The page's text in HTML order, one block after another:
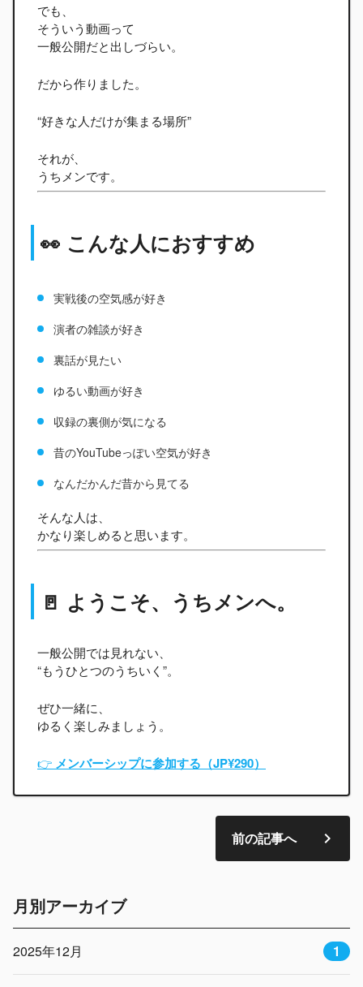
でも、
そういう動画って
一般公開だと出しづらい。
だから作りました。
“好きな人だけが集まる場所”
それが、
うちメンです。
👀 こんな人におすすめ
実戦後の空気感が好き
演者の雑談が好き
裏話が見たい
ゆるい動画が好き
収録の裏側が気になる
昔のYouTubeっぽい空気が好き
なんだかんだ昔から見てる
そんな人は、
かなり楽しめると思います。
🚪 ようこそ、うちメンへ。
一般公開では見れない、
“もうひとつのうちいく”。
ぜひ一緒に、
ゆるく楽しみましょう。
👉 メンバーシップに参加する（JP¥290）
前の記事へ
月別アーカイブ
2025年12月 1